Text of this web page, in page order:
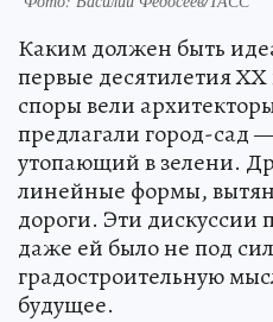
Каким должен быть
первые десятилетия
споры вели
предлагали город-сад
утопающий в зелени.
линейные формы,
дороги. Эти дискуссии
даже ей было не под
градостроительную
будущее.